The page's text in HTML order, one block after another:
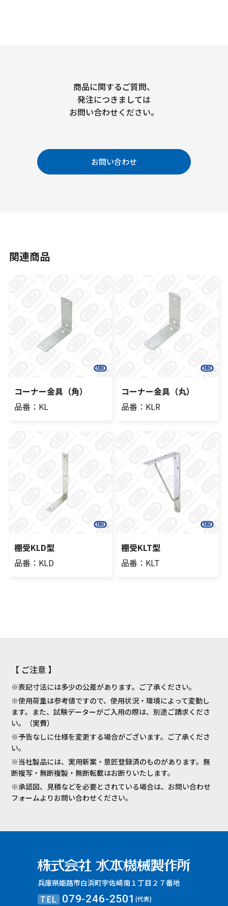
商品に関するご質問、
発注につきましては
お問い合わせください。
お問い合わせ
関連商品
コーナー金具（角）
品番：KL
コーナー金具（丸）
品番：KLR
棚受KLD型
品番：KLD
棚受KLT型
品番：KLT
【 ご注意 】
※表記寸法には多少の公差があります。ご了承ください。
※使用荷重は参考値ですので、使用状況・環境によって変動し
ます。また、試験データーがご入用の際は、別途ご請求くださ
い。（実費）
※予告なしに仕様を変更する場合がございます。ご了承くださ
い。
※当社製品には、実用新案・意匠登録済のものがあります。無
断複写・無断複製・無断転載はお断りいたします。
※承認図、見積などを必要とされている場合は、お問い合わせ
フォームよりお問い合わせください。
兵庫県姫路市白浜町宇佐崎南１丁目２７番地
TEL 079-246-2501(代表)